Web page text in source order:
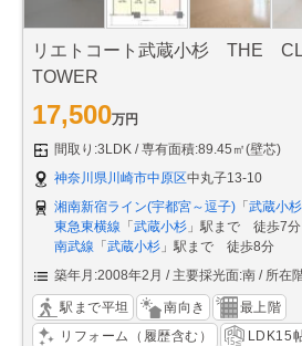
リエトコート武蔵小杉 THE
TOWER
17,500万円
間取り:3LDK
専有面積:89.45㎡(壁芯)
神奈川県川崎市中原区中丸子13-10
湘南新宿ライン(宇都宮～逗子) 「 武蔵小杉
東急東横線 「 武蔵小杉 」駅まで 徒歩7分
南武線 「 武蔵小杉 」駅まで 徒歩8分
築年月:2008年2月
主要採光面:南 所在
駅まで平坦 南向き
最上階
リフォーム（履歴含む）
LDK15